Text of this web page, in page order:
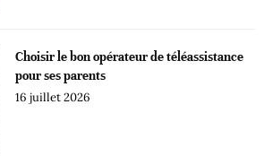
Choisir le bon opérateur de téléassistance
pour ses parents
16 juillet 2026